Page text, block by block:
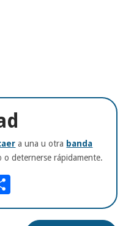
a una u otra banda
o deternerse rápidamente.